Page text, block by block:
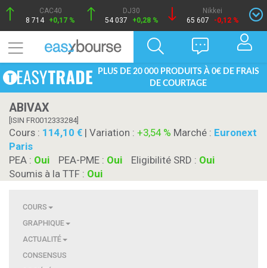
CAC40
8 714 +0,17 %
DJ30
54 037
+0,28 %
Nikkei
65 607
-0,12 %
PLUS DE 20 000 PRODUITS À 0€ DE FRAIS
DE COURTAGE
ABIVAX
[ISIN FR0012333284]
Cours : 114,10 | Variation : +3,54 % Marché : Euronext
Paris
PEA : Oui PEA-PME : Oui Eligibilité SRD : Oui
Soumis à la TTF : Oui
COURS
GRAPHIQUE
ACTUALITÉ
CONSENSUS